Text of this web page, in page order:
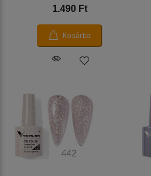
1.490 Ft
Kosárba